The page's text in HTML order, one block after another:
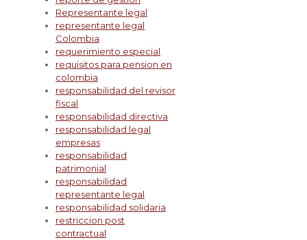
Representante legal
representante legal
Colombia
requerimiento especial
requisitos para pension en
colombia
responsabilidad del revisor
fiscal
responsabilidad directiva
responsabilidad legal
empresas
responsabilidad
patrimonial
responsabilidad
representante legal
responsabilidad solidaria
restriccion post
contractual